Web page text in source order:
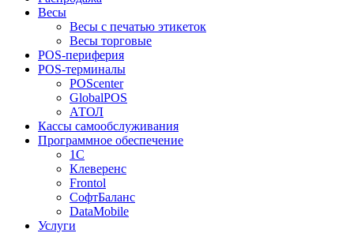
Весы
Весы с печатью этикеток
Весы торговые
POS-периферия
POS-терминалы
POScenter
GlobalPOS
АТОЛ
Кассы самообслуживания
Программное обеспечение
1С
Клеверенс
Frontol
СофтБаланс
DataMobile
Услуги